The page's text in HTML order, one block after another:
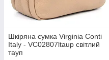
Шкіряна сумка Virginia Conti
Italy - VC02807ltaup світлий
тауп